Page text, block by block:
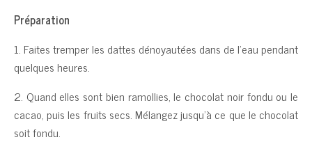
Préparation
1. Faites tremper les dattes dénoyautées dans de l’eau pendant
quelques heures.
2. Quand elles sont bien ramollies, le chocolat noir fondu ou le
cacao, puis les fruits secs. Mélangez jusqu’à ce que le chocolat
soit fondu.